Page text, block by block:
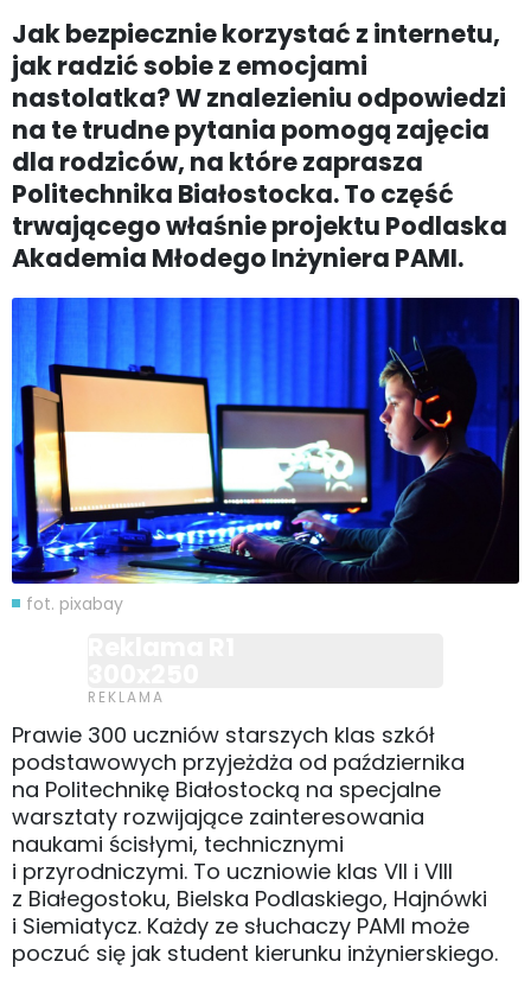
Jak bezpiecznie korzystać z internetu,
jak radzić sobie z emocjami
nastolatka? W znalezieniu odpowiedzi
na te trudne pytania pomogą zajęcia
dla rodziców, na które zaprasza
Politechnika Białostocka. To część
trwającego właśnie projektu Podlaska
Akademia Młodego Inżyniera PAMI.
fot. pixabay
Prawie 300 uczniów starszych klas szkół
podstawowych przyjeżdża od października
na Politechnikę Białostocką na specjalne
warsztaty rozwijające zainteresowania
naukami ścisłymi, technicznymi
i przyrodniczymi. To uczniowie klas VII i VIII
z Białegostoku, Bielska Podlaskiego, Hajnówki
i Siemiatycz. Każdy ze słuchaczy PAMI może
poczuć się jak student kierunku inżynierskiego.